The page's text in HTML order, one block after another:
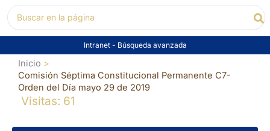
por:
Intranet - Búsqueda avanzada
Inicio
Comisión Séptima Constitucional Permanente C7-
Orden del Día mayo 29 de 2019
Visitas: 61